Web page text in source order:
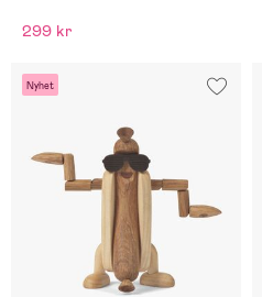
299 kr
Nyhet